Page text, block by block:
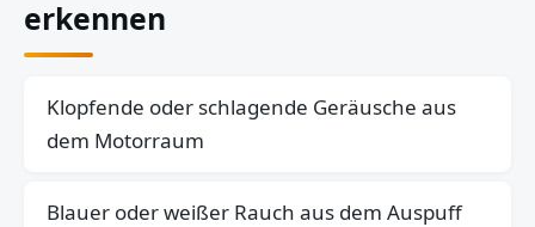
erkennen
Klopfende oder schlagende Geräusche aus
dem Motorraum
Blauer oder weißer Rauch aus dem Auspuff